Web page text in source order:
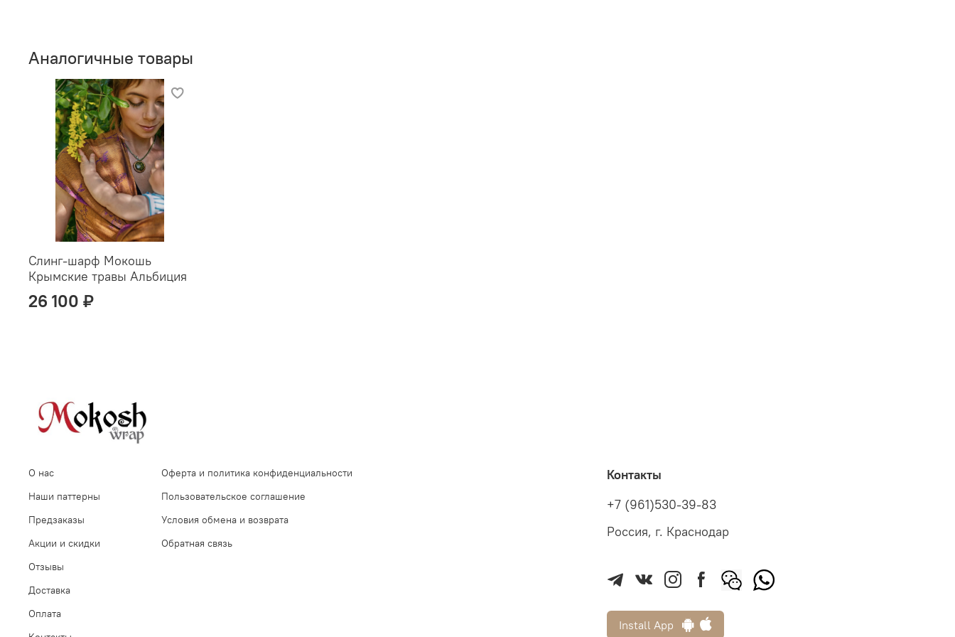
Аналогичные товары
Слинг-шарф Мокошь
Крымские травы Альбиция
26 100 ₽
О нас
Наши паттерны
Предзаказы
Акции и скидки
Отзывы
Доставка
Оплата
Оферта и политика конфиденциальности
Пользовательское соглашение
Условия обмена и возврата
Обратная связь
Контакты
+7 (961)530-39-83
Россия, г. Краснодар
Install App